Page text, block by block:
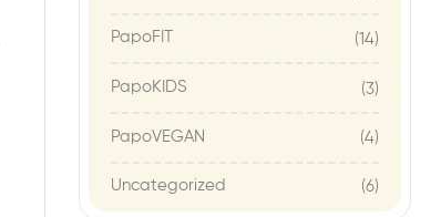
PapoFIT (14)
PapoKIDS (3)
PapoVEGAN (4)
Uncategorized (6)